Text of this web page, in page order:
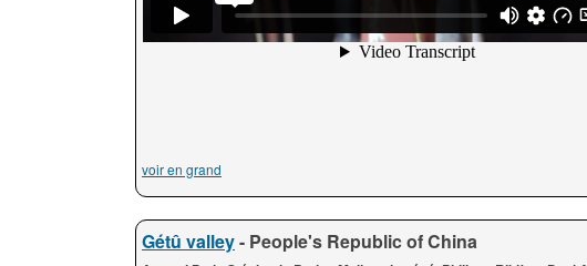
voir en grand
Gétû valley- People's Republic of China